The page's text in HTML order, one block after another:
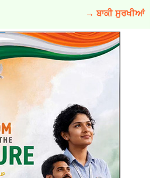
→ ਬਾਕੀ ਸੁਰਖੀਆਂ